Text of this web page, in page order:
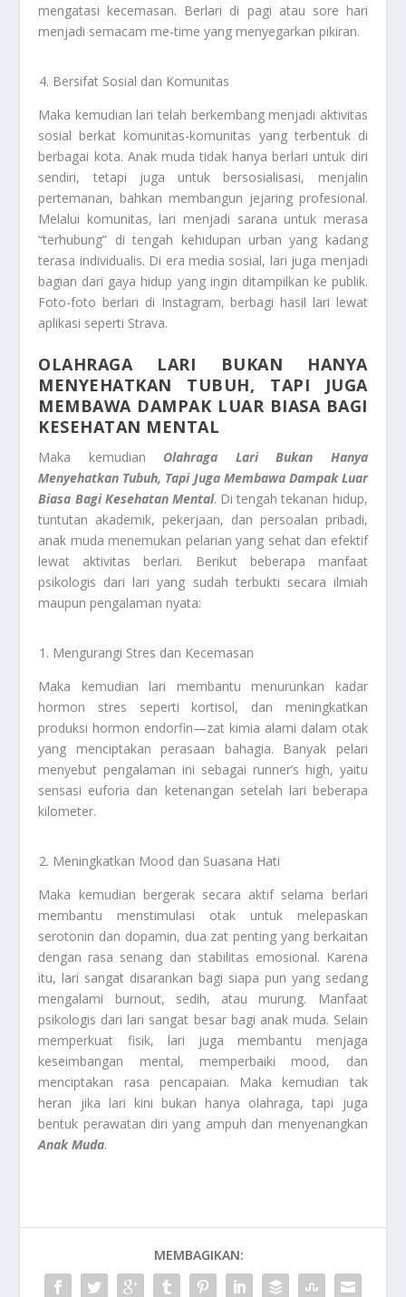
mengatasi kecemasan. Berlari di pagi atau sore hari
menjadi semacam me-time yang menyegarkan pikiran.
Bersifat Sosial dan Komunitas
Maka kemudian lari telah berkembang menjadi aktivitas
sosial berkat komunitas-komunitas yang terbentuk di
berbagai kota. Anak muda tidak hanya berlari untuk diri
sendiri, tetapi juga untuk bersosialisasi, menjalin
pertemanan, bahkan membangun jejaring profesional.
Melalui komunitas, lari menjadi sarana untuk merasa
“terhubung” di tengah kehidupan urban yang kadang
terasa individualis. Di era media sosial, lari juga menjadi
bagian dari gaya hidup yang ingin ditampilkan ke publik.
Foto-foto berlari di Instagram, berbagi hasil lari lewat
aplikasi seperti Strava.
OLAHRAGA LARI BUKAN HANYA
MENYEHATKAN TUBUH, TAPI JUGA
MEMBAWA DAMPAK LUAR BIASA BAGI
KESEHATAN MENTAL
Maka kemudian Olahraga Lari Bukan Hanya
Menyehatkan Tubuh, Tapi Juga Membawa Dampak Luar
Biasa Bagi Kesehatan Mental. Di tengah tekanan hidup,
tuntutan akademik, pekerjaan, dan persoalan pribadi,
anak muda menemukan pelarian yang sehat dan efektif
lewat aktivitas berlari. Berikut beberapa manfaat
psikologis dari lari yang sudah terbukti secara ilmiah
maupun pengalaman nyata:
Mengurangi Stres dan Kecemasan
Maka kemudian lari membantu menurunkan kadar
hormon stres seperti kortisol, dan meningkatkan
produksi hormon endorfin—zat kimia alami dalam otak
yang menciptakan perasaan bahagia. Banyak pelari
menyebut pengalaman ini sebagai runner’s high, yaitu
sensasi euforia dan ketenangan setelah lari beberapa
kilometer.
Meningkatkan Mood dan Suasana Hati
Maka kemudian bergerak secara aktif selama berlari
membantu menstimulasi otak untuk melepaskan
serotonin dan dopamin, dua zat penting yang berkaitan
dengan rasa senang dan stabilitas emosional. Karena
itu, lari sangat disarankan bagi siapa pun yang sedang
mengalami burnout, sedih, atau murung. Manfaat
psikologis dari lari sangat besar bagi anak muda. Selain
memperkuat fisik, lari juga membantu menjaga
keseimbangan mental, memperbaiki mood, dan
menciptakan rasa pencapaian. Maka kemudian tak
heran jika lari kini bukan hanya olahraga, tapi juga
bentuk perawatan diri yang ampuh dan menyenangkan
Anak Muda.
MEMBAGIKAN: